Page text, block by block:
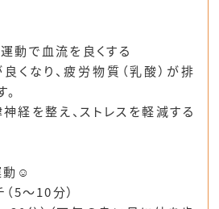
動で血流を良くする
くなり、疲労物質（乳酸）が排
経を整え、ストレスを軽減する
動☺︎
5～10分）